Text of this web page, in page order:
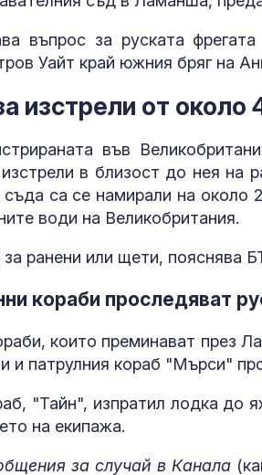
въпрос за руската
Уайт край южния бряг на
изстрели от около
във
в близост до нея
съда са се намирали на
води на Великобритания.
ранени или щети, пояснява
кораби проследяват
които преминават през
и патрулния кораб "Мърси"
"Тайн", изпратил лодка до
на екипажа.
за случай в Канала